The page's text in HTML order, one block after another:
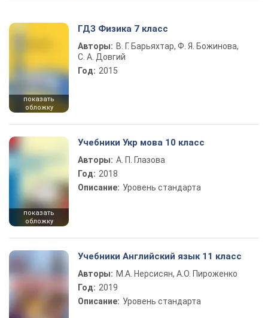
показать
обложку
ГДЗ Физика 7 класс
Авторы: В. Г. Барьяхтар, Ф. Я. Божинова,
С. А. Довгий
Год: 2015
показать
обложку
Учебники Укр мова 10 класс
Авторы: А. П. Глазова
Год: 2018
Описание: Уровень стандарта
Учебники Английский язык 11 класс
Авторы: М.А. Нерсисян, А.О. Пироженко
Год: 2019
Описание: Уровень стандарта